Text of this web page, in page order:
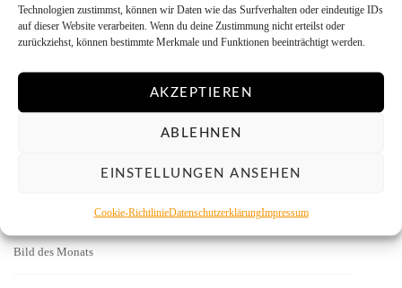
Technologien zustimmst, können wir Daten wie das Surfverhalten oder eindeutige IDs
auf dieser Website verarbeiten. Wenn du deine Zustimmung nicht erteilst oder
zurückziehst, können bestimmte Merkmale und Funktionen beeinträchtigt werden.
AKZEPTIEREN
ABLEHNEN
EINSTELLUNGEN ANSEHEN
Cookie-RichtlinieDatenschutzerklärungImpressum
Allgemein
Ausprobieren
Bild des Monats